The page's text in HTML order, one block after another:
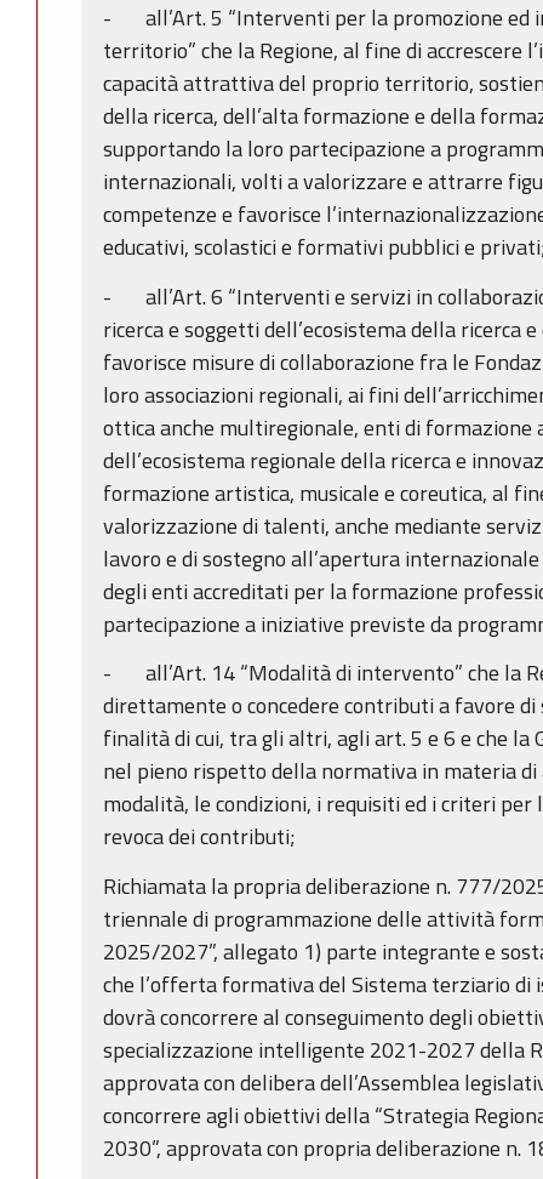
- all’Art. 5 “Interventi per la promozione ed
territorio” che la Regione, al fine di accrescere
capacità attrattiva del proprio territorio,
della ricerca, dell’alta formazione e della
supportando la loro partecipazione a
internazionali, volti a valorizzare e attrarre
competenze e favorisce
educativi, scolastici e formativi pubblici e
- all’Art. 6 “Interventi e servizi in
ricerca e soggetti dell’ecosistema della ricerca
favorisce misure di collaborazione fra le
loro associazioni regionali, ai fini
ottica anche multiregionale, enti di
dell’ecosistema regionale della ricerca e
formazione artistica, musicale e coreutica, al
valorizzazione di talenti, anche mediante
lavoro e di sostegno all’apertura
degli enti accreditati per la formazione
partecipazione a iniziative previste da
- all’Art. 14 “Modalità di intervento” che la
direttamente o concedere contributi a favore
finalità di cui, tra gli altri, agli art. 5 e 6 e che la
nel pieno rispetto della normativa in materia
modalità, le condizioni, i requisiti ed i criteri per
revoca dei contributi;
Richiamata la propria deliberazione n. 777/
triennale di programmazione delle attività
2025/2027”, allegato 1) parte integrante e
che l’offerta formativa del Sistema terziario di
dovrà concorrere al conseguimento degli
specializzazione intelligente 2021-2027 della
approvata con delibera dell’Assemblea
concorrere agli obiettivi della “Strategia
2030”, approvata con propria deliberazione n.